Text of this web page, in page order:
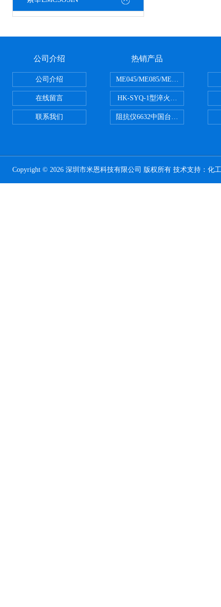
公司介绍
公司介绍
在线留言
联系我们
热销产品
ME045/ME085/ME150ME系列
HK-SYQ-1型淬火介质冷却性能测
阻抗仪6632中国台湾益和
Copyright © 2026 深圳市米恩科技有限公司 版权所有 技术支持： 化